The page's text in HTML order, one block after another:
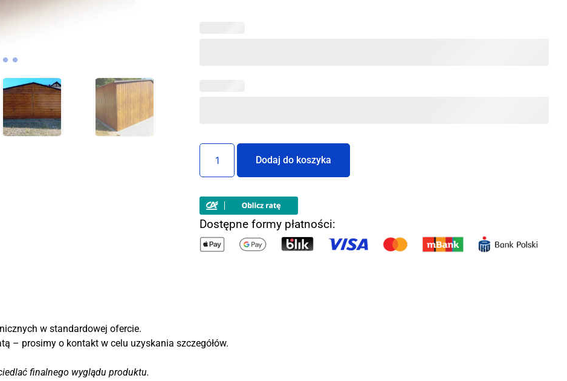
Dodaj do koszyka
Dostępne formy płatności:
w standardowej ofercie.
– prosimy o kontakt w celu uzyskania szczegółów.
finalnego wyglądu produktu.